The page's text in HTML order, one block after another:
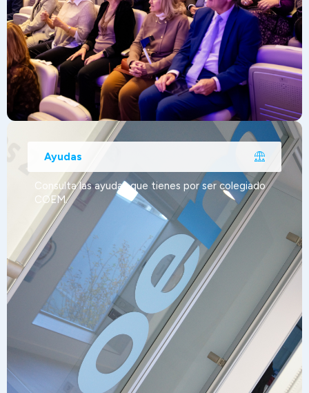
Ayudas
Consulta las ayudas que tienes por ser colegiado
COEM.